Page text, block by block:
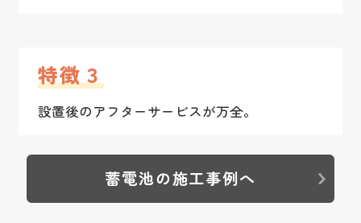
特徴３
設置後のアフターサービスが万全。
蓄電池の施工事例へ